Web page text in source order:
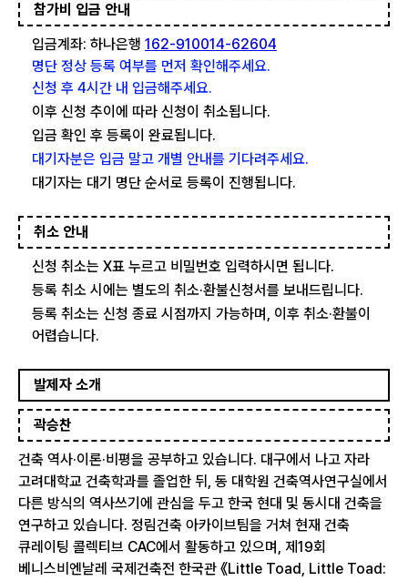
참가비 입금 안내
입금계좌: 하나은행 162-910014-62604
명단 정상 등록 여부를 먼저 확인해주세요.
신청 후 4시간 내 입금해주세요.
이후 신청 추이에 따라 신청이 취소됩니다.
입금 확인 후 등록이 완료됩니다.
대기자분은 입금 말고 개별 안내를 기다려주세요.
대기자는 대기 명단 순서로 등록이 진행됩니다.
취소 안내
신청 취소는 X표 누르고 비밀번호 입력하시면 됩니다.
등록 취소 시에는 별도의 취소·환불신청서를 보내드립니다.
등록 취소는 신청 종료 시점까지 가능하며, 이후 취소·환불이
어렵습니다.
발제자 소개
곽승찬
건축 역사·이론·비평을 공부하고 있습니다. 대구에서 나고 자라
고려대학교 건축학과를 졸업한 뒤, 동 대학원 건축역사연구실에서
다른 방식의 역사쓰기에 관심을 두고 한국 현대 및 동시대 건축을
연구하고 있습니다. 정림건축 아카이브팀을 거쳐 현재 건축
큐레이팅 콜렉티브 CAC에서 활동하고 있으며, 제19회
베니스비엔날레 국제건축전 한국관 《Little Toad, Little Toad: